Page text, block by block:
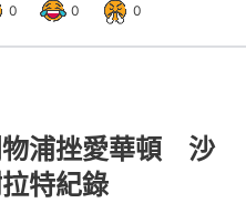
0 0 0
物浦挫愛華頓 沙
特紀錄